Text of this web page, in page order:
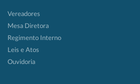
Vereadores
Mesa Diretora
Regimento Interno
Leis e Atos
Ouvidoria